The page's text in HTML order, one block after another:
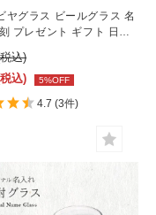
ヤグラス ビールグラス 名
プレゼント ギフト 日本
込)
込) 5%OFF
4.7 (3件)